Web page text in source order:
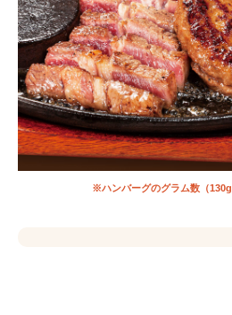
※ハンバーグのグラム数（